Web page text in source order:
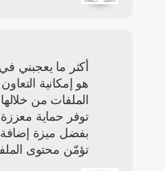
أكثر ما يعجبني
هو إمكانية
الملفات من
توفر حماية
بفضل ميزة
تؤمّن محتوى